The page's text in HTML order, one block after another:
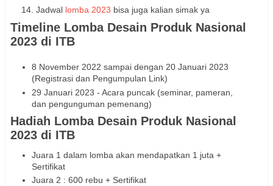
Jadwal lomba 2023 bisa juga kalian simak ya
Timeline Lomba Desain Produk Nasional
2023 di ITB
8 November 2022 sampai dengan 20 Januari 2023
(Registrasi dan Pengumpulan Link)
29 Januari 2023 - Acara puncak (seminar, pameran,
dan pengunguman pemenang)
Hadiah Lomba Desain Produk Nasional
2023 di ITB
Juara 1 dalam lomba akan mendapatkan 1 juta +
Sertifikat
Juara 2 : 600 rebu + Sertifikat